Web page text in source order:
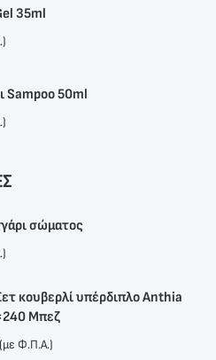
35ml
Sampoo 50ml
σώματος
κουβερλί υπέρδιπλο Anthia
Μπεζ
(με Φ.Π.Α.)